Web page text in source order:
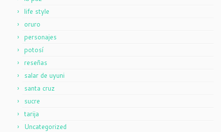
life style
oruro
personajes
potosí
reseñas
salar de uyuni
santa cruz
sucre
tarija
Uncategorized